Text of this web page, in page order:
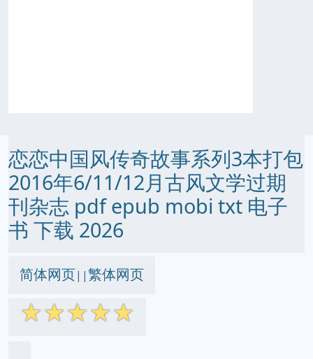
恋恋中国风传奇故事系列3本打包
2016年6/11/12月古风文学过期
刊杂志 pdf epub mobi txt 电子
书 下载 2026
简体网页||繁体网页
☆☆☆☆☆